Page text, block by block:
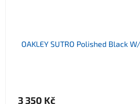
OAKLEY SUTRO Polished Black
3 350 Kč